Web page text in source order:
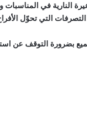
النارية في
التي تحوّل
بضرورة التوقف عن